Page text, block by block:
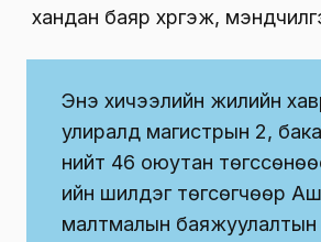
хандан баяр хүргэж,
Энэ хичээлийн жилийн
улиралд магистрын 2,
нийт 46 оюутан
ийн шилдэг төгсөгчөөр
малтмалын баяжуулалтын